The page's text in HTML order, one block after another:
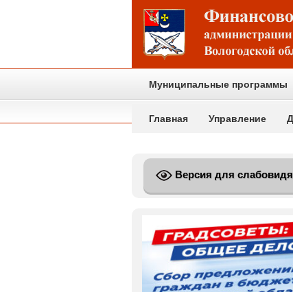
Муниципальные программы
Главная Управление
Версия для